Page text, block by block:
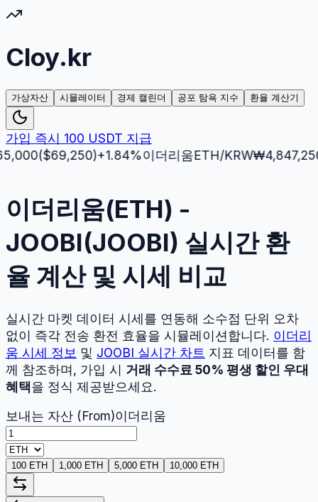
Cloy.kr
가상자산 시뮬레이터 경제 캘린더 공포 탐욕 지수 환율 계산기
가입 즉시 100 USDT 지급
($69,250)+1.84%이더리움ETH/KRW₩4,847,250($
이더리움(ETH) -
JOOBI(JOOBI) 실시간 환
율 계산 및 시세 비교
실시간 마켓 데이터 시세를 연동해 소수점 단위 오차
없이 즉각 전송 환전 효율을 시뮬레이션합니다. 이더리
움 시세 정보 및 JOOBI 실시간 차트 지표 데이터를 함
께 참조하며, 가입 시 거래 수수료 50% 평생 할인 우대
혜택을 정식 제공받으세요.
보내는 자산 (From)이더리움
100 ETH 1,000 ETH 5,000 ETH 10,000 ETH